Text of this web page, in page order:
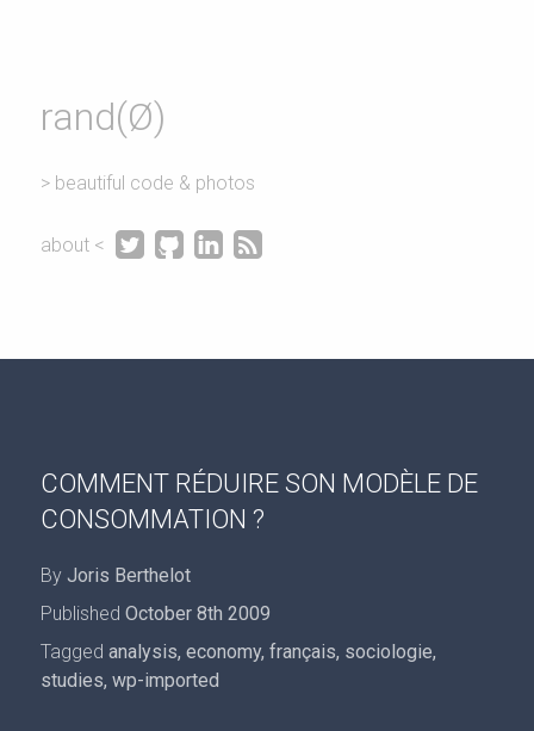
rand(Ø)
> beautiful code & photos
about <    
COMMENT RÉDUIRE SON MODÈLE DE
CONSOMMATION ?
By Joris Berthelot
Published October 8th 2009
Tagged analysis, economy, français, sociologie,
studies, wp-imported